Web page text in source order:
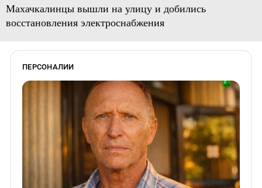
Махачкалинцы вышли на улицу и добились
восстановления электроснабжения
ПЕРСОНАЛИИ